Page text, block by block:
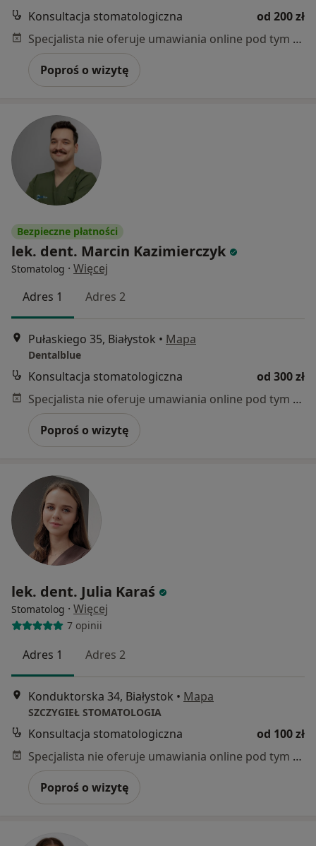
Konsultacja stomatologiczna
od 200 zł
Specjalista nie oferuje umawiania online pod tym adresem.
Poproś o wizytę
Bezpieczne płatności
lek. dent. Marcin Kazimierczyk
Stomatolog · Więcej
Adres 1
Adres 2
Pułaskiego 35, Białystok • Mapa
Dentalblue
Konsultacja stomatologiczna
od 300 zł
Specjalista nie oferuje umawiania online pod tym adresem.
Poproś o wizytę
lek. dent. Julia Karaś
Stomatolog · Więcej
7 opinii
Adres 1 Adres 2
Konduktorska 34, Białystok • Mapa
SZCZYGIEŁ STOMATOLOGIA
Konsultacja stomatologiczna
od 100 zł
Specjalista nie oferuje umawiania online pod tym adresem.
Poproś o wizytę